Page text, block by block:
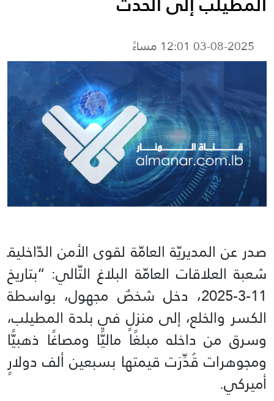
03-08-2025 12:01 مساءً
صدر عن المديريّة العامّة لقوى الأمن الدّاخليةـ
شعبة العلاقات العامّة البلاغ التّالي: “بتاريخ
11-3-2025، دخل شخصٌ مجهول، بواسطة
الكسر والخلع، إلى منزلٍ في بلدة المطيلب،
وسرق من داخله مبلغًا ماليًّا ومصاغًا ذهبيًّا
ومجوهرات قُدِّرَت قيمتها بسبعين ألف دولارٍ
أميركي.